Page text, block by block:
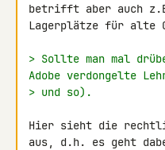
betrifft aber auch
Lagerplätze für alte
> Sollte man mal
Adobe verdongelte
> und so).
Hier sieht die
aus, d.h. es geht